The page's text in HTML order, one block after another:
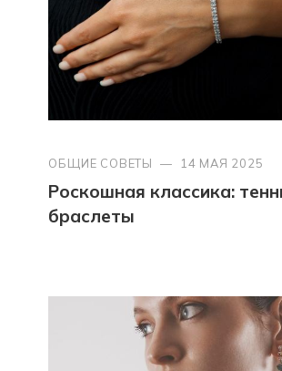
ОБЩИЕ СОВЕТЫ — 14 МАЯ 2025
Роскошная классика:
браслеты